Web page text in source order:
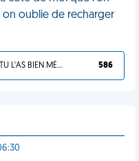
on oublie de recharger
TU L'AS BIEN MÉRITÉ 586